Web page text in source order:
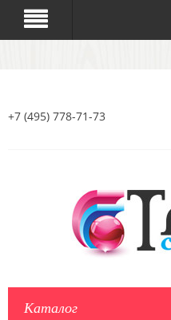
+7 (495) 778-71-73
Каталог